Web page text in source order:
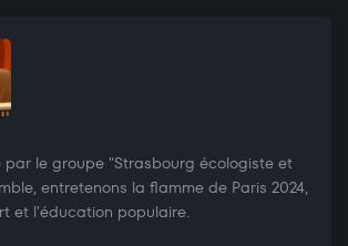
par le groupe "Strasbourg écologiste et
entretenons la flamme de Paris 2024,
et l'éducation populaire.